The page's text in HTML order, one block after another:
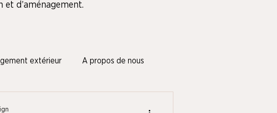
et d’aménagement.
extérieur A propos de nous